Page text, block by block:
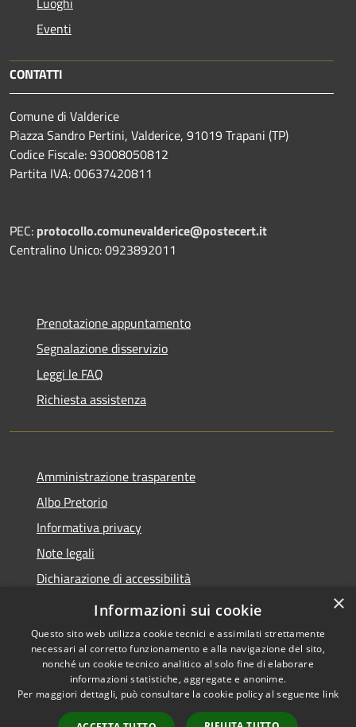
Eventi
CONTATTI
Comune di Valderice
Piazza Sandro Pertini, Valderice, 91019 Trapani (TP)
Codice Fiscale: 93008050812
Partita IVA: 00637420811
PEC: protocollo.comunevalderice@postecert.it
Centralino Unico: 0923892011
Prenotazione appuntamento
Segnalazione disservizio
Leggi le FAQ
Richiesta assistenza
Amministrazione trasparente
Albo Pretorio
Informativa privacy
Note legali
Dichiarazione di accessibilità
Informativa Privacy Videosorveglianza
Accessibilità
Copyright © 2026 • Comune di
Valderice • Powered by
Municipium• Accesso
×
Informazioni sui cookie
Questo sito web utilizza cookie tecnici e assimilati strettamente
necessari al corretto funzionamento e alla navigazione del sito,
nonché un cookie tecnico analitico al solo fine di elaborare
informazioni statistiche, aggregate e anonime.
Per maggiori dettagli, può consultare la cookie policy al seguente link